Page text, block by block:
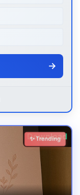
→
Download
✨ Trending